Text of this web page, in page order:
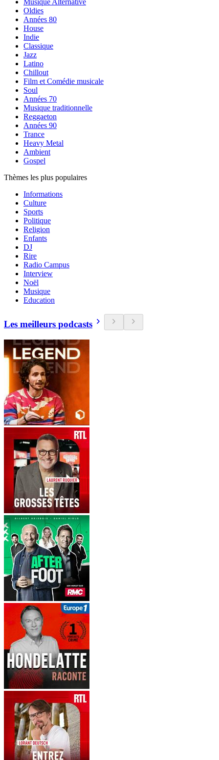
Musique Alternative
Oldies
Années 80
House
Indie
Classique
Jazz
Latino
Chillout
Film et Comédie musicale
Soul
Années 70
Musique traditionnelle
Reggaeton
Années 90
Trance
Heavy Metal
Ambient
Gospel
Thèmes les plus populaires
Informations
Culture
Sports
Politique
Religion
Enfants
DJ
Rire
Radio Campus
Interview
Noël
Musique
Education
Les meilleurs podcasts